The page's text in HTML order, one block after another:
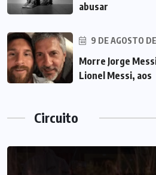
abusar
9 DE AGOSTO
Morre Jorge
Lionel Messi, aos
Circuito